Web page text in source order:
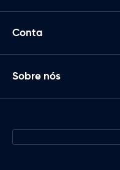
Conta
Sobre nós